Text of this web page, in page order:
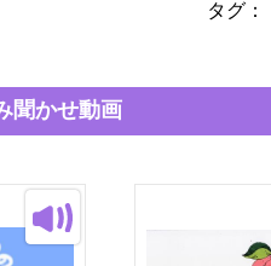
タグ：
聞かせ動画